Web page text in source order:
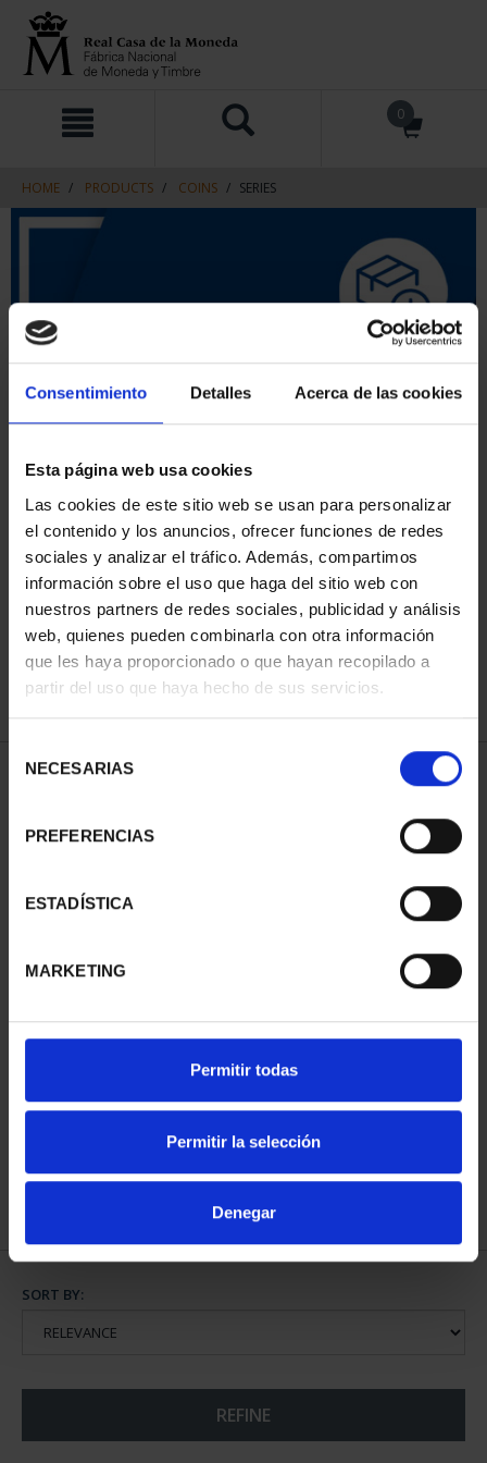
Consentimiento Detalles Acerca de las cookies
Esta página web usa cookies
Las cookies de este sitio web se usan para personalizar
el contenido y los anuncios, ofrecer funciones de redes
sociales y analizar el tráfico. Además, compartimos
información sobre el uso que haga del sitio web con
nuestros partners de redes sociales, publicidad y análisis
web, quienes pueden combinarla con otra información
que les haya proporcionado o que hayan recopilado a
partir del uso que haya hecho de sus servicios.
NECESARIAS
PREFERENCIAS
ESTADÍSTICA
MARKETING
Permitir todas
Permitir la selección
Denegar
navigation
0
HOME PRODUCTS COINS SERIES
SORT BY:
REFINE
2 Products found
13TH IBEROAMERICAN
€73.00 €595.00
SORT BY:
REFINE